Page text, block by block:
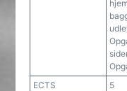
ECTS
5